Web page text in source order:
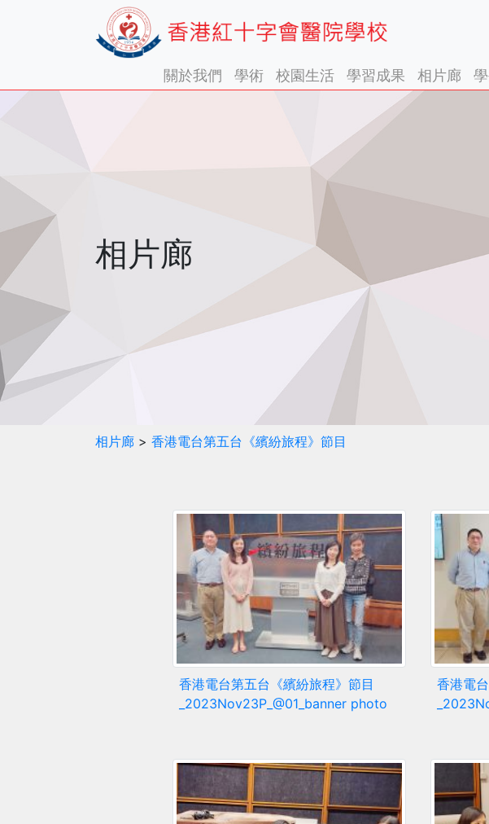
關於我們 學術 校園生活 學習成果 相片廊
相片廊
相片廊 > 香港電台第五台《繽紛旅程》節目
香港電台第五台《繽紛旅程》節目
_2023Nov23P_@01_banner photo
香港電